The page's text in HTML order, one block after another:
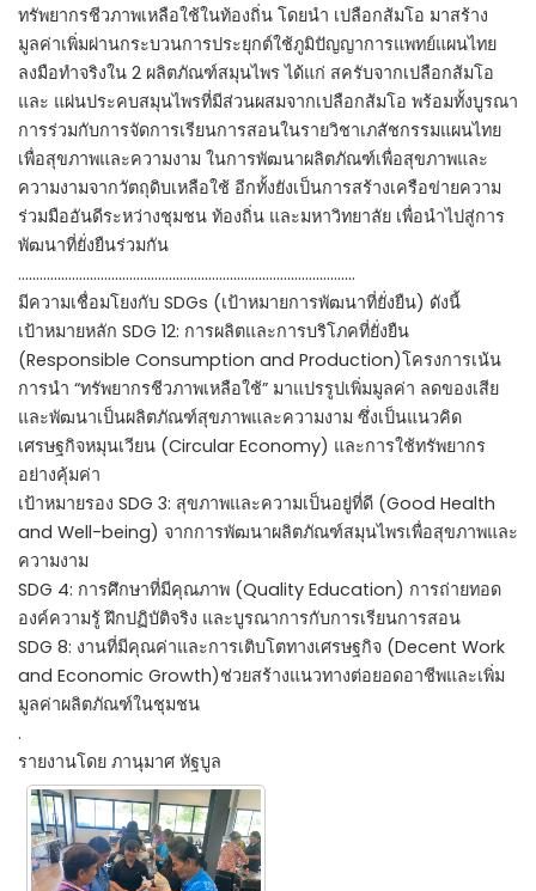
ทรัพยากรชีวภาพเหลือใช้ในท้องถิ่น โดยนำ เปลือกส้มโอ มาสร้าง
มูลค่าเพิ่มผ่านกระบวนการประยุกต์ใช้ภูมิปัญญาการแพทย์แผนไทย
ลงมือทำจริงใน 2 ผลิตภัณฑ์สมุนไพร ได้แก่ สครับจากเปลือกส้มโอ
และ แผ่นประคบสมุนไพรที่มีส่วนผสมจากเปลือกส้มโอ พร้อมทั้งบูรณา
การร่วมกับการจัดการเรียนการสอนในรายวิชาเภสัชกรรมแผนไทย
เพื่อสุขภาพและความงาม ในการพัฒนาผลิตภัณฑ์เพื่อสุขภาพและ
ความงามจากวัตถุดิบเหลือใช้ อีกทั้งยังเป็นการสร้างเครือข่ายความ
ร่วมมืออันดีระหว่างชุมชน ท้องถิ่น และมหาวิทยาลัย เพื่อนำไปสู่การ
พัฒนาที่ยั่งยืนร่วมกัน
………………………………………………………………………………….
มีความเชื่อมโยงกับ SDGs (เป้าหมายการพัฒนาที่ยั่งยืน) ดังนี้
เป้าหมายหลัก SDG 12: การผลิตและการบริโภคที่ยั่งยืน
(Responsible Consumption and Production)โครงการเน้น
การนำ “ทรัพยากรชีวภาพเหลือใช้” มาแปรรูปเพิ่มมูลค่า ลดของเสีย
และพัฒนาเป็นผลิตภัณฑ์สุขภาพและความงาม ซึ่งเป็นแนวคิด
เศรษฐกิจหมุนเวียน (Circular Economy) และการใช้ทรัพยากร
อย่างคุ้มค่า
เป้าหมายรอง SDG 3: สุขภาพและความเป็นอยู่ที่ดี (Good Health
and Well-being) จากการพัฒนาผลิตภัณฑ์สมุนไพรเพื่อสุขภาพและ
ความงาม
SDG 4: การศึกษาที่มีคุณภาพ (Quality Education) การถ่ายทอด
องค์ความรู้ ฝึกปฏิบัติจริง และบูรณาการกับการเรียนการสอน
SDG 8: งานที่มีคุณค่าและการเติบโตทางเศรษฐกิจ (Decent Work
and Economic Growth)ช่วยสร้างแนวทางต่อยอดอาชีพและเพิ่ม
มูลค่าผลิตภัณฑ์ในชุมชน
.
รายงานโดย ภานุมาศ หัฐบูล